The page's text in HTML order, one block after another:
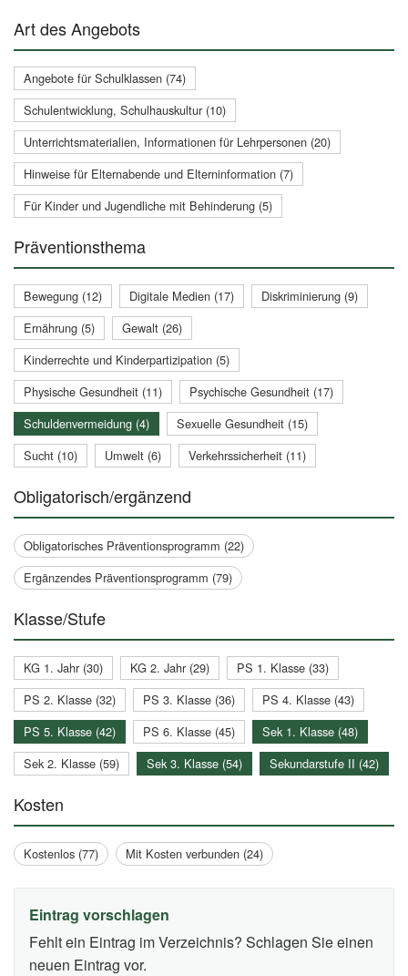
Art des Angebots
Angebote für Schulklassen (74)
Schulentwicklung, Schulhauskultur (10)
Unterrichtsmaterialien, Informationen für Lehrpersonen (20)
Hinweise für Elternabende und Elterninformation (7)
Für Kinder und Jugendliche mit Behinderung (5)
Präventionsthema
Bewegung (12) Digitale Medien (17)
Diskriminierung (9)
Ernährung (5)
Gewalt (26)
Kinderrechte und Kinderpartizipation (5)
Physische Gesundheit (11)
Psychische Gesundheit (17)
Schuldenvermeidung (4)
Sexuelle Gesundheit (15)
Sucht (10)
Umwelt (6) Verkehrssicherheit (11)
Obligatorisch/ergänzend
Obligatorisches Präventionsprogramm (22)
Ergänzendes Präventionsprogramm (79)
Klasse/Stufe
KG 1. Jahr (30) KG 2. Jahr (29)
PS 1. Klasse (33)
PS 2. Klasse (32)
PS 3. Klasse (36)
PS 4. Klasse (43)
PS 5. Klasse (42)
PS 6. Klasse (45)
Sek 1. Klasse (48)
Sek 2. Klasse (59)
Sek 3. Klasse (54) Sekundarstufe II (42)
Kosten
Kostenlos (77) Mit Kosten verbunden (24)
Eintrag vorschlagen
Fehlt ein Eintrag im Verzeichnis? Schlagen Sie einen
neuen Eintrag vor.